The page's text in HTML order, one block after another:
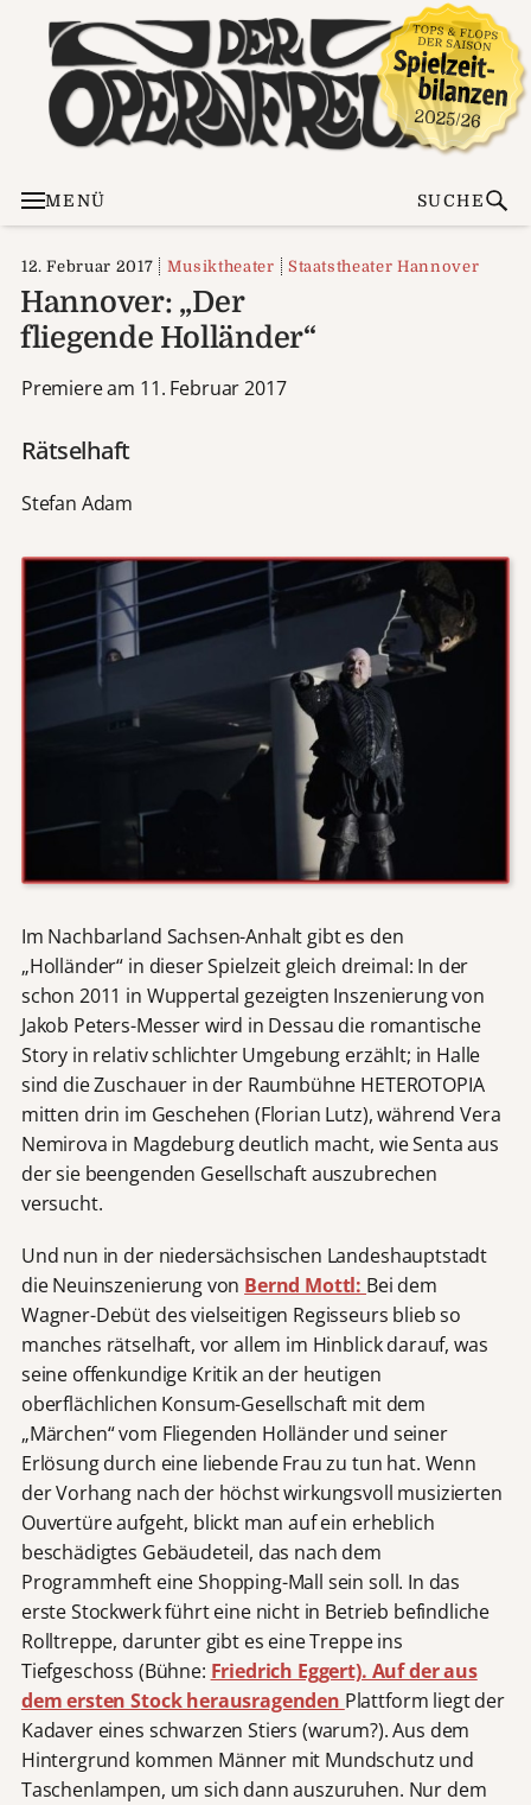
MENÜ SUCHE
12. Februar 2017 Musiktheater Staatstheater Hannover
Hannover: „Der
fliegende Holländer“
Premiere am 11. Februar 2017
Rätselhaft
Stefan Adam
Im Nachbarland Sachsen-Anhalt gibt es den
„Holländer“ in dieser Spielzeit gleich dreimal: In der
schon 2011 in Wuppertal gezeigten Inszenierung von
Jakob Peters-Messer wird in Dessau die romantische
Story in relativ schlichter Umgebung erzählt; in Halle
sind die Zuschauer in der Raumbühne HETEROTOPIA
mitten drin im Geschehen (Florian Lutz), während Vera
Nemirova in Magdeburg deutlich macht, wie Senta aus
der sie beengenden Gesellschaft auszubrechen
versucht.
Und nun in der niedersächsischen Landeshauptstadt
die Neuinszenierung von Bernd Mottl: Bei dem
Wagner-Debüt des vielseitigen Regisseurs blieb so
manches rätselhaft, vor allem im Hinblick darauf, was
seine offenkundige Kritik an der heutigen
oberflächlichen Konsum-Gesellschaft mit dem
„Märchen“ vom Fliegenden Holländer und seiner
Erlösung durch eine liebende Frau zu tun hat. Wenn
der Vorhang nach der höchst wirkungsvoll musizierten
Ouvertüre aufgeht, blickt man auf ein erheblich
beschädigtes Gebäudeteil, das nach dem
Programmheft eine Shopping-Mall sein soll. In das
erste Stockwerk führt eine nicht in Betrieb befindliche
Rolltreppe, darunter gibt es eine Treppe ins
Tiefgeschoss (Bühne: Friedrich Eggert). Auf der aus
dem ersten Stock herausragenden Plattform liegt der
Kadaver eines schwarzen Stiers (warum?). Aus dem
Hintergrund kommen Männer mit Mundschutz und
Taschenlampen, um sich dann auszuruhen. Nur dem